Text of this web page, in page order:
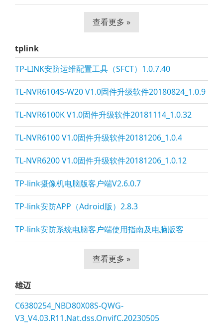
查看更多 »
tplink
TP-LINK安防运维配置工具（SFCT）1.0.7.40
TL-NVR6104S-W20 V1.0固件升级软件20180824_1.0.9
TL-NVR6100K V1.0固件升级软件20181114_1.0.32
TL-NVR6100 V1.0固件升级软件20181206_1.0.4
TL-NVR6200 V1.0固件升级软件20181206_1.0.12
TP-link摄像机电脑版客户端V2.6.0.7
TP-link安防APP（Adroid版）2.8.3
TP-link安防系统电脑客户端使用指南及电脑版客
查看更多 »
雄迈
C6380254_NBD80X08S-QWG-
V3_V4.03.R11.Nat.dss.OnvifC.20230505